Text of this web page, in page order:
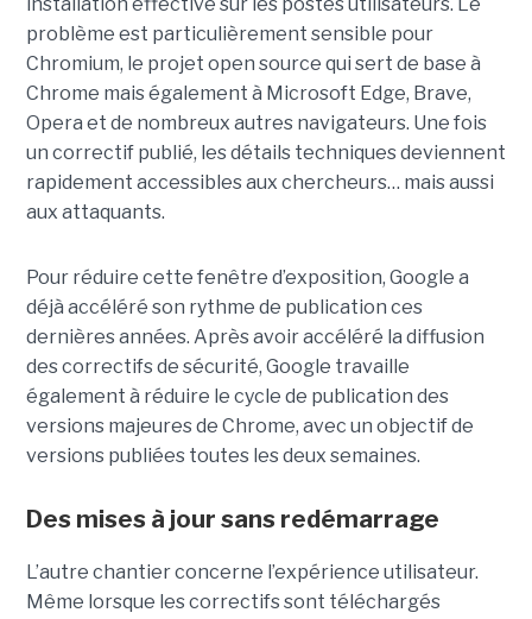
installation effective sur les postes utilisateurs. Le
problème est particulièrement sensible pour
Chromium, le projet open source qui sert de base à
Chrome mais également à Microsoft Edge, Brave,
Opera et de nombreux autres navigateurs. Une fois
un correctif publié, les détails techniques deviennent
rapidement accessibles aux chercheurs… mais aussi
aux attaquants.
Pour réduire cette fenêtre d’exposition, Google a
déjà accéléré son rythme de publication ces
dernières années. Après avoir accéléré la diffusion
des correctifs de sécurité, Google travaille
également à réduire le cycle de publication des
versions majeures de Chrome, avec un objectif de
versions publiées toutes les deux semaines.
Des mises à jour sans redémarrage
L’autre chantier concerne l’expérience utilisateur.
Même lorsque les correctifs sont téléchargés